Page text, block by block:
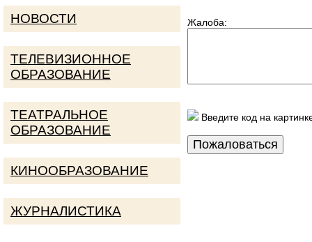
Жалоба:
Введите код на
НОВОСТИ
ТЕЛЕВИЗИОННОЕ
ОБРАЗОВАНИЕ
ТЕАТРАЛЬНОЕ
ОБРАЗОВАНИЕ
КИНООБРАЗОВАНИЕ
ЖУРНАЛИСТИКА